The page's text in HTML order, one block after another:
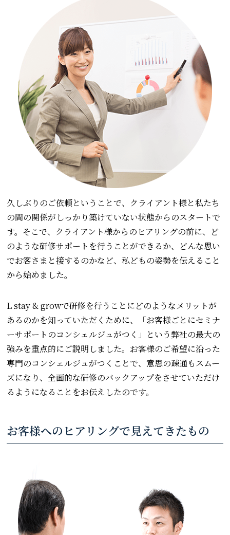
久しぶりのご依頼ということで、クライアント様と私たち
の間の関係がしっかり築けていない状態からのスタートで
す。そこで、クライアント様からのヒアリングの前に、ど
のような研修サポートを行うことができるか、どんな思い
でお客さまと接するのかなど、私どもの姿勢を伝えること
から始めました。
L stay & growで研修を行うことにどのようなメリットが
あるのかを知っていただくために、「お客様ごとにセミナ
ーサポートのコンシェルジュがつく」という弊社の最大の
強みを重点的にご説明しました。お客様のご希望に沿った
専門のコンシェルジュがつくことで、意思の疎通もスムー
ズになり、全面的な研修のバックアップをさせていただけ
るようになることをお伝えしたのです。
お客様へのヒアリングで見えてきたもの